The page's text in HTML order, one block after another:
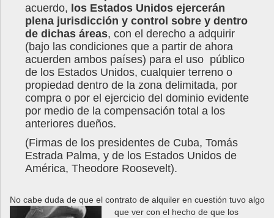
acuerdo, los Estados Unidos ejercerán
plena jurisdicción y control sobre y dentro
de dichas áreas, con el derecho a adquirir
(bajo las condiciones que a partir de ahora
acuerden ambos países) para el uso público
de los Estados Unidos, cualquier terreno o
propiedad dentro de la zona delimitada, por
compra o por el ejercicio del dominio evidente
por medio de la compensación total a los
anteriores dueños.
(Firmas de los presidentes de Cuba, Tomás
Estrada Palma, y de los Estados Unidos de
América, Theodore Roosevelt).
No cabe duda de que el contrato de alquiler en cuestión tuvo algo
que ver con el hecho de que los